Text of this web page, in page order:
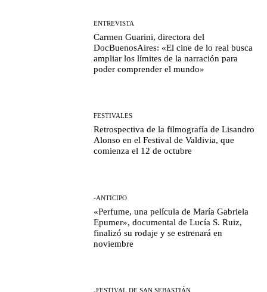
ENTREVISTA
Carmen Guarini, directora del
DocBuenosAires: «El cine de lo real busca
ampliar los límites de la narración para
poder comprender el mundo»
FESTIVALES
Retrospectiva de la filmografía de Lisandro
Alonso en el Festival de Valdivia, que
comienza el 12 de octubre
-ANTICIPO
«Perfume, una película de María Gabriela
Epumer», documental de Lucía S. Ruiz,
finalizó su rodaje y se estrenará en
noviembre
-FESTIVAL DE SAN SEBASTIÁN